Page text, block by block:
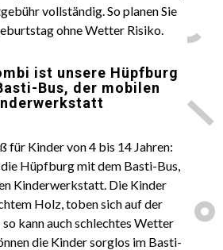
vollständig. So planen Sie
ohne Wetter Risiko.
ist unsere Hüpfburg
Bus, der mobilen
für Kinder von 4 bis 14 Jahren:
Hüpfburg mit dem Basti-Bus,
Kinderwerkstatt. Die Kinder
Holz, toben sich auf der
kann auch schlechtes Wetter
die Kinder sorglos im Basti-